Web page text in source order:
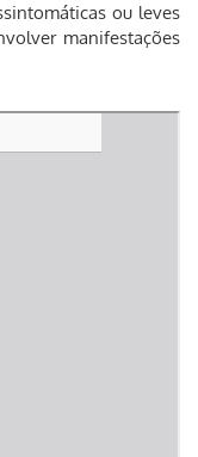
ou leves
manifestações